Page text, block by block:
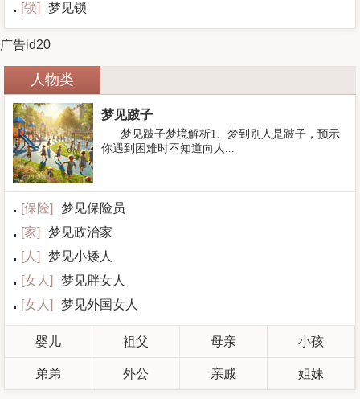
[锁] 梦见锁
广告id20
人物类
梦见跛子
梦见跛子梦境解析1、梦到别人是跛子，预示
你遇到困难时不知道向人...
[保险]
梦见保险员
[家]
梦见政治家
[人 ]
梦见小矮人
[女人 ]
梦见胖女人
[女人 ] 梦见外国女人
婴儿 祖父 母亲 小孩
弟弟 外公 亲戚 姐妹